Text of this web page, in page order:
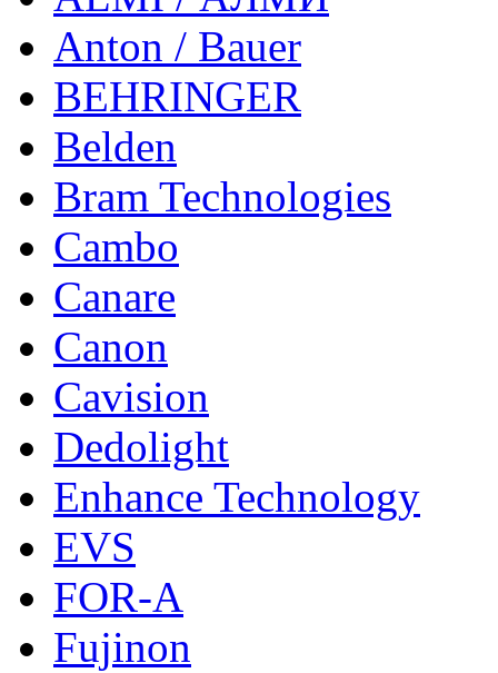
Anton / Bauer
BEHRINGER
Belden
Bram Technologies
Cambo
Canare
Canon
Cavision
Dedolight
Enhance Technology
EVS
FOR-A
Fujinon